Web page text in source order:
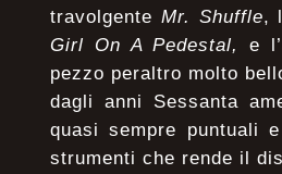
travolgente Mr. Shuffle,
Girl On A Pedestal, e
pezzo peraltro molto
dagli anni Sessanta
quasi sempre puntuali
strumenti che rende il